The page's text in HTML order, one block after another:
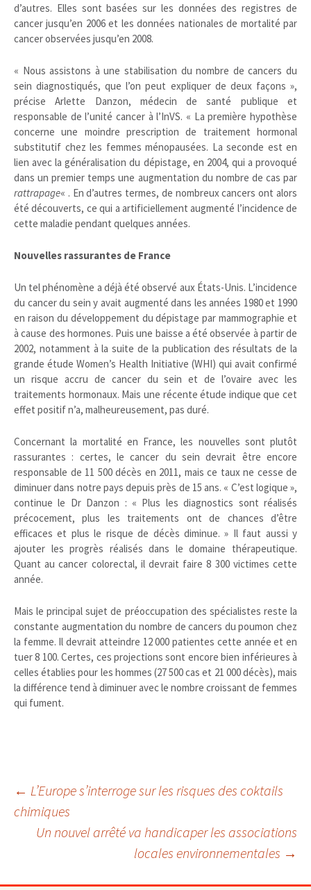
d’autres. Elles sont basées sur les données des registres de
cancer jusqu’en 2006 et les données nationales de mortalité par
cancer observées jusqu’en 2008.
« Nous assistons à une stabilisation du nombre de cancers du
sein diagnostiqués, que l’on peut expliquer de deux façons »,
précise Arlette Danzon, médecin de santé publique et
responsable de l’unité cancer à l’InVS. « La première hypothèse
concerne une moindre prescription de traitement hormonal
substitutif chez les femmes ménopausées. La seconde est en
lien avec la généralisation du dépistage, en 2004, qui a provoqué
dans un premier temps une augmentation du nombre de cas par
rattrapage« . En d’autres termes, de nombreux cancers ont alors
été découverts, ce qui a artificiellement augmenté l’incidence de
cette maladie pendant quelques années.
Nouvelles rassurantes de France
Un tel phénomène a déjà été observé aux États-Unis. L’incidence
du cancer du sein y avait augmenté dans les années 1980 et 1990
en raison du développement du dépistage par mammographie et
à cause des hormones. Puis une baisse a été observée à partir de
2002, notamment à la suite de la publication des résultats de la
grande étude Women’s Health Initiative (WHI) qui avait confirmé
un risque accru de cancer du sein et de l’ovaire avec les
traitements hormonaux. Mais une récente étude indique que cet
effet positif n’a, malheureusement, pas duré.
Concernant la mortalité en France, les nouvelles sont plutôt
rassurantes : certes, le cancer du sein devrait être encore
responsable de 11 500 décès en 2011, mais ce taux ne cesse de
diminuer dans notre pays depuis près de 15 ans. « C’est logique »,
continue le Dr Danzon : « Plus les diagnostics sont réalisés
précocement, plus les traitements ont de chances d’être
efficaces et plus le risque de décès diminue. » Il faut aussi y
ajouter les progrès réalisés dans le domaine thérapeutique.
Quant au cancer colorectal, il devrait faire 8 300 victimes cette
année.
Mais le principal sujet de préoccupation des spécialistes reste la
constante augmentation du nombre de cancers du poumon chez
la femme. Il devrait atteindre 12 000 patientes cette année et en
tuer 8 100. Certes, ces projections sont encore bien inférieures à
celles établies pour les hommes (27 500 cas et 21 000 décès), mais
la différence tend à diminuer avec le nombre croissant de femmes
qui fument.
Navigation
des
← L’Europe s’interroge sur les risques des coktails
chimiques
Un nouvel arrêté va handicaper les associations
locales environnementales →